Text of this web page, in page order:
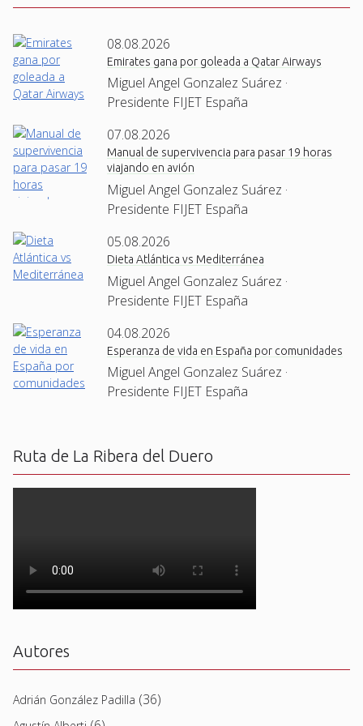
08.08.2026
Emirates gana por goleada a Qatar Airways
Miguel Angel Gonzalez Suárez ·
Presidente FIJET España
07.08.2026
Manual de supervivencia para pasar 19 horas
viajando en avión
Miguel Angel Gonzalez Suárez ·
Presidente FIJET España
05.08.2026
Dieta Atlántica vs Mediterránea
Miguel Angel Gonzalez Suárez ·
Presidente FIJET España
04.08.2026
Esperanza de vida en España por comunidades
Miguel Angel Gonzalez Suárez ·
Presidente FIJET España
Ruta de La Ribera del Duero
Autores
Adrián González Padilla (36)